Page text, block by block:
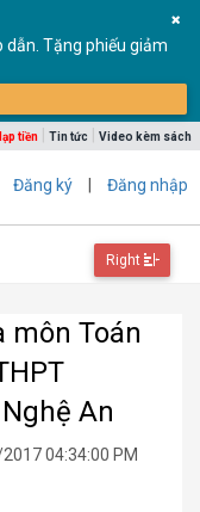
dẫn. Tặng phiếu giảm
tiền Tin tức Video kèm sách
Đăng ký Đăng nhập
Right
Toán
An
04:34:00 PM